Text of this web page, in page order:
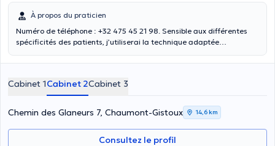
À propos du praticien
Numéro de téléphone : +32 475 45 21 98. Sensible aux différentes
spécificités des patients, j’utiliserai la technique adaptée
Depuis 25 ans, riche de mes différentes formations, je mets mes
niveaux, des nourrissons et des femmes enceintes. Également
licencié en nutrition, j’incorpore aussi cette dimension dans le
traitement.
Cabinet 1Cabinet 2Cabinet 3
Chemin des Glaneurs 7, Chaumont-Gistoux 14,6 km
Consultez le profil